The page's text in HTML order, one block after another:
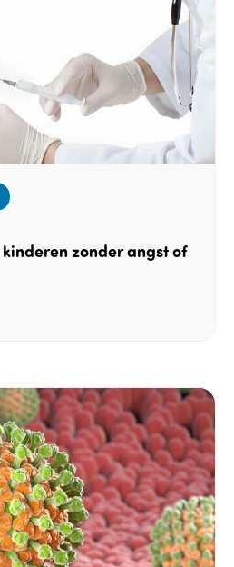
zonder angst of